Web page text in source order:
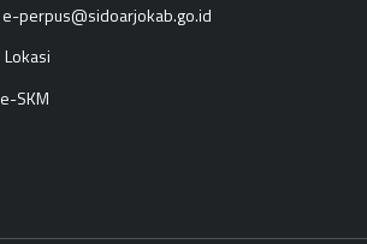
e-perpus@sidoarjokab.go.id
Lokasi
e-SKM